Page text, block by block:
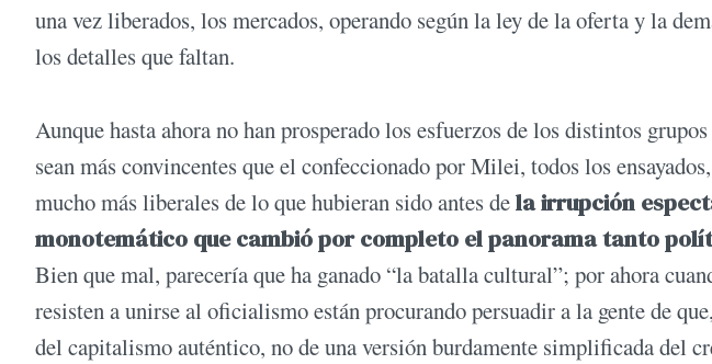
una vez liberados, los mercados, operando según la ley de la oferta y la
los detalles que faltan.
Aunque hasta ahora no han prosperado los esfuerzos de los distintos
sean más convincentes que el confeccionado por Milei, todos los
mucho más liberales de lo que hubieran sido antes dela irrupción
monotemático que cambió por completo el panorama tanto
Bien que mal, parecería que ha ganado “la batalla cultural”; por ahora
resisten a unirse al oficialismo están procurando persuadir a la gente de
del capitalismo auténtico, no de una versión burdamente simplificada del